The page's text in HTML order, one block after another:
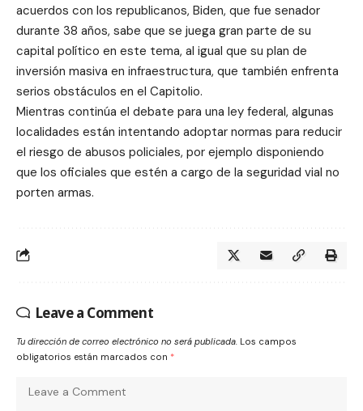
acuerdos con los republicanos, Biden, que fue senador
durante 38 años, sabe que se juega gran parte de su
capital político en este tema, al igual que su plan de
inversión masiva en infraestructura, que también enfrenta
serios obstáculos en el Capitolio.
Mientras continúa el debate para una ley federal, algunas
localidades están intentando adoptar normas para reducir
el riesgo de abusos policiales, por ejemplo disponiendo
que los oficiales que estén a cargo de la seguridad vial no
porten armas.
Leave a Comment
Tu dirección de correo electrónico no será publicada. Los campos
obligatorios están marcados con *